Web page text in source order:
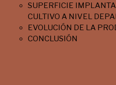
SUPERFICIE
CULTIVO A NIVEL
EVOLUCIÓN DE LA
CONCLUSIÓN